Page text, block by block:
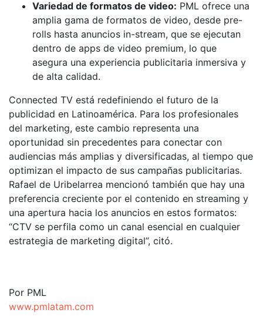
Variedad de formatos de video: PML ofrece una
amplia gama de formatos de video, desde pre-
rolls hasta anuncios in-stream, que se ejecutan
dentro de apps de video premium, lo que
asegura una experiencia publicitaria inmersiva y
de alta calidad​.
Connected TV está redefiniendo el futuro de la
publicidad en Latinoamérica. Para los profesionales
del marketing, este cambio representa una
oportunidad sin precedentes para conectar con
audiencias más amplias y diversificadas, al tiempo que
optimizan el impacto de sus campañas publicitarias.
Rafael de Uribelarrea mencionó también que hay una
preferencia creciente por el contenido en streaming y
una apertura hacia los anuncios en estos formatos:
“CTV se perfila como un canal esencial en cualquier
estrategia de marketing digital”, citó.
Por PML
www.pmlatam.com